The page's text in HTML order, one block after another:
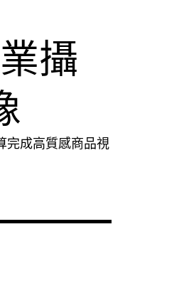
攝
完成高質感商品視